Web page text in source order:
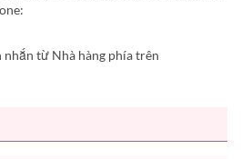
nhắn từ Nhà hàng phía trên